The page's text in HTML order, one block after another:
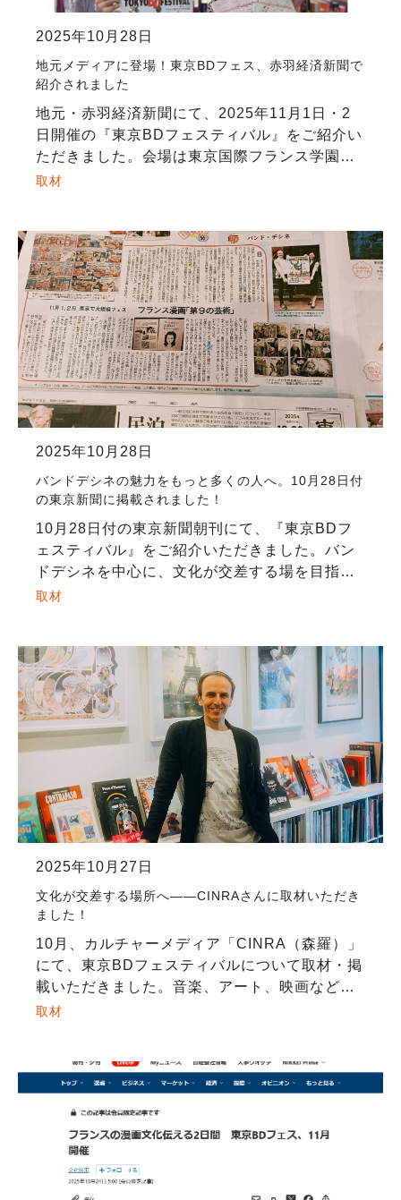
2025年10月28日
地元メディアに登場！東京BDフェス、赤羽経済新聞で
紹介されました
地元・赤羽経済新聞にて、2025年11月1日・2
日開催の『東京BDフェスティバル』をご紹介い
ただきました。会場は東京国際フランス学園
（北区滝野川）。フェスでは、バンドデシネ作
取材
2025年10月28日
バンドデシネの魅力をもっと多くの人へ。10月28日付
の東京新聞に掲載されました！
10月28日付の東京新聞朝刊にて、『東京BDフ
ェスティバル』をご紹介いただきました。バン
ドデシネを中心に、文化が交差する場を目指し
て準備を進めてきた本フェスティバル。記事で
取材
2025年10月27日
文化が交差する場所へ——CINRAさんに取材いただき
ました！
10月、カルチャーメディア「CINRA（森羅）」
にて、東京BDフェスティバルについて取材・掲
載いただきました。音楽、アート、映画など、
さまざまな芸術文化を背景に持つCINRAさん
取材